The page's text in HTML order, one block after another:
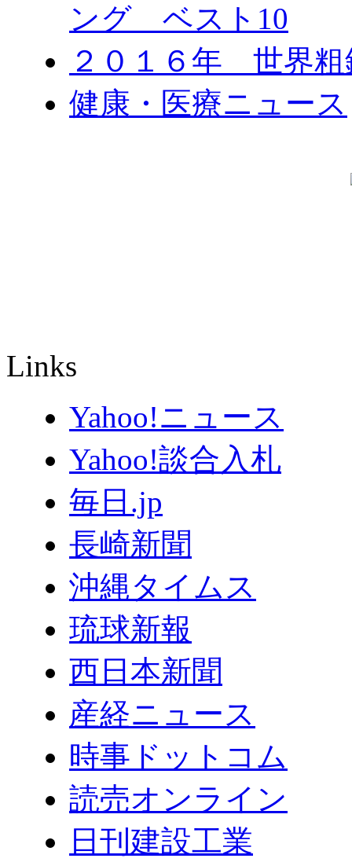
ング ベスト10
２０１６年 世界粗
健康・医療ニュース
Links
Yahoo!ニュース
Yahoo!談合入札
毎日.jp
長崎新聞
沖縄タイムス
琉球新報
西日本新聞
産経ニュース
時事ドットコム
読売オンライン
日刊建設工業